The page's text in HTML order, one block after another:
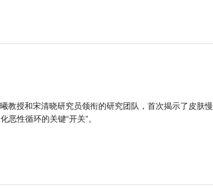
教授和宋清晓研究员领衔的研究团队，首次揭示了皮肤
恶性循环的关键“开关”。